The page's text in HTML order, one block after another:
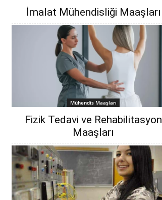
İmalat Mühendisliği Maaşları
Mühendis Maaşları
Fizik Tedavi ve Rehabilitasyon
Maaşları